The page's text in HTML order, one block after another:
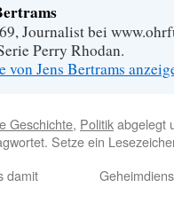
Journalist bei
Perry Rhodan.
von Jens Bertrams
Geschichte, Politikabgelegt
Setze ein
damit